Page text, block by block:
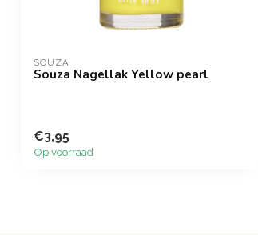
SOUZA
Souza Nagellak Yellow pearl
€3,95
Op voorraad